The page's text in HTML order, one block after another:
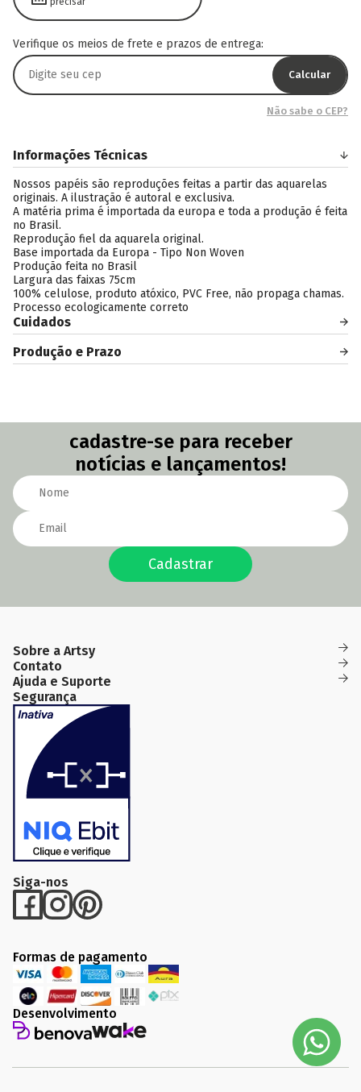
Verifique os meios de frete e prazos de entrega:
Calcular
Não sabe o CEP?
Informações Técnicas
Nossos papéis são reproduções feitas a partir das aquarelas
originais. A ilustração é autoral e exclusiva.
A matéria prima é importada da europa e toda a produção é feita
no Brasil.
Reprodução fiel da aquarela original.
Base importada da Europa - Tipo Non Woven
Produção feita no Brasil
Largura das faixas 75cm
100% celulose, produto atóxico, PVC Free, não propaga chamas.
Processo ecologicamente correto
Cuidados
Produção e Prazo
cadastre-se para receber
notícias e lançamentos!
Cadastrar
Sobre a Artsy
Quem Somos
Contato
(82)
99691-
0227
(82)
6611
contato@artsyobjeto.com.br
Ajuda e Suporte
Como
Comprar
Política de
troca
Segurança
Siga-nos
Formas de pagamento
Desenvolvimento